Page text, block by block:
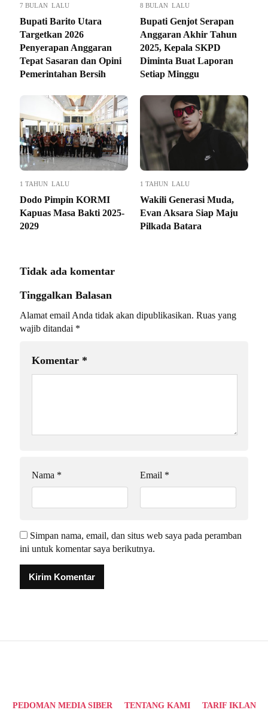
7 BULAN LALU
Bupati Barito Utara
Targetkan 2026
Penyerapan Anggaran
Tepat Sasaran dan Opini
Pemerintahan Bersih
8 BULAN LALU
Bupati Genjot Serapan
Anggaran Akhir Tahun
2025, Kepala SKPD
Diminta Buat Laporan
Setiap Minggu
1 TAHUN LALU
Dodo Pimpin KORMI
Kapuas Masa Bakti 2025-
2029
1 TAHUN LALU
Wakili Generasi Muda,
Evan Aksara Siap Maju
Pilkada Batara
Tidak ada komentar
Tinggalkan Balasan
Alamat email Anda tidak akan dipublikasikan. Ruas yang
wajib ditandai *
Komentar *
Nama * Email *
Simpan nama, email, dan situs web saya pada peramban
ini untuk komentar saya berikutnya.
PEDOMAN MEDIA SIBER TENTANG KAMI TARIF IKLAN